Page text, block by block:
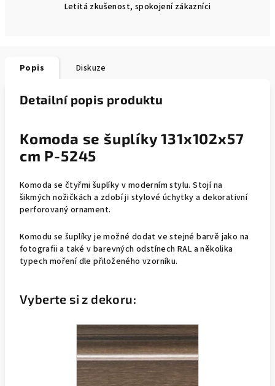
Letitá zkušenost, spokojení zákazníci
Popis Diskuze
Detailní popis produktu
Komoda se šuplíky 131x102x57
cm P-5245
Komoda se čtyřmi šuplíky v moderním stylu. Stojí na
šikmých nožičkách a zdobí ji stylové úchytky a dekorativní
perforovaný ornament.
Komodu se šuplíky je možné dodat ve stejné barvě jako na
fotografii a také v barevných odstínech RAL a několika
typech moření dle přiloženého vzorníku.
Vyberte si z dekoru: